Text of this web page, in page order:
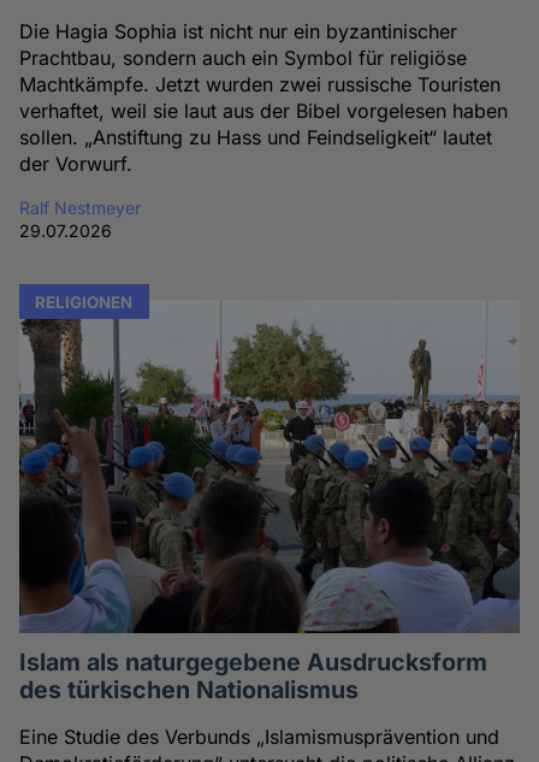
Die Hagia Sophia ist nicht nur ein byzantinischer
Prachtbau, sondern auch ein Symbol für religiöse
Machtkämpfe. Jetzt wurden zwei russische Touristen
verhaftet, weil sie laut aus der Bibel vorgelesen haben
sollen. „Anstiftung zu Hass und Feindseligkeit“ lautet
der Vorwurf.
Ralf Nestmeyer
29.07.2026
RELIGIONEN
Islam als naturgegebene Ausdrucksform
des türkischen Nationalismus
Eine Studie des Verbunds „Islamismusprävention und